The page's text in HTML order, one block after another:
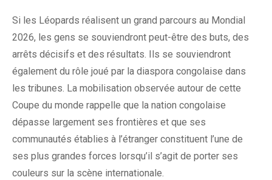
Si les Léopards réalisent un grand parcours au Mondial
2026, les gens se souviendront peut-être des buts, des
arrêts décisifs et des résultats. Ils se souviendront
également du rôle joué par la diaspora congolaise dans
les tribunes. La mobilisation observée autour de cette
Coupe du monde rappelle que la nation congolaise
dépasse largement ses frontières et que ses
communautés établies à l’étranger constituent l’une de
ses plus grandes forces lorsqu’il s’agit de porter ses
couleurs sur la scène internationale.